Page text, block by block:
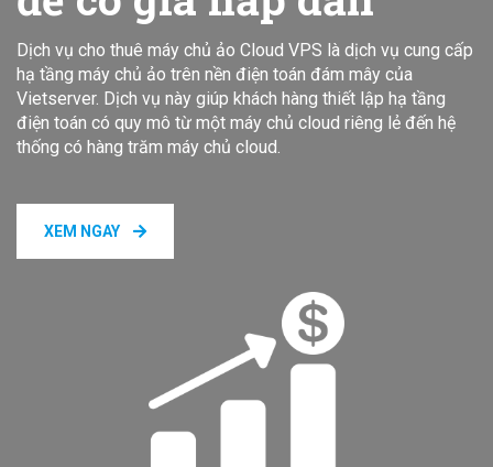
Dịch vụ cho thuê máy chủ ảo Cloud VPS là dịch vụ cung cấp
hạ tầng máy chủ ảo trên nền điện toán đám mây của
Vietserver. Dịch vụ này giúp khách hàng thiết lập hạ tầng
điện toán có quy mô từ một máy chủ cloud riêng lẻ đến hệ
thống có hàng trăm máy chủ cloud.
XEM NGAY